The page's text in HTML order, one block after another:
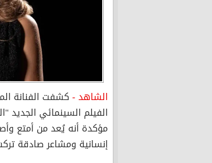
الشاهد - كشفت الفنانة
الفيلم السينمائي
مؤكدة أنه يُعد من أمتع
إنسانية ومشاعر صادقة